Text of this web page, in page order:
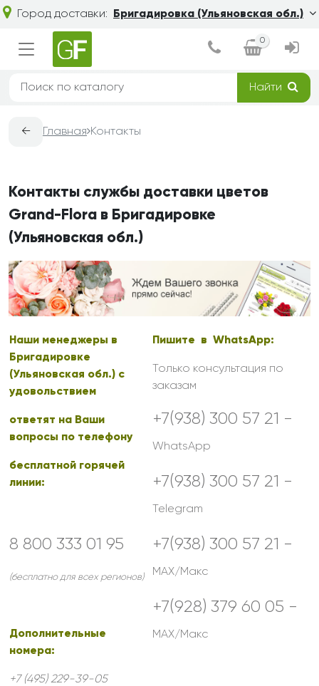
Город доставки: Бригадировка (Ульяновская обл.)
0
Найти
← Главная Контакты
Контакты службы доставки цветов
Grand-Flora в Бригадировке
(Ульяновская обл.)
Наши менеджеры в
Бригадировке
(Ульяновская обл.) с
удовольствием
ответят на Ваши
вопросы по телефону
бесплатной горячей
линии:
8 800 333 01 95
(бесплатно для всех регионов)
Дополнительные
номера:
+7 (495) 229-39-05
Пишите в WhatsApp:
Только консультация по
заказам
+7(938) 300 57 21 -
WhatsApp
+7(938) 300 57 21 -
Telegram
+7(938) 300 57 21 -
MAX/Макс
+7(928) 379 60 05 -
MAX/Макс